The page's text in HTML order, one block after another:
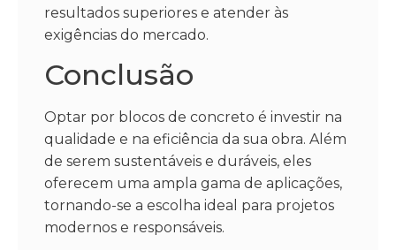
resultados superiores e atender às
exigências do mercado.
Conclusão
Optar por blocos de concreto é investir na
qualidade e na eficiência da sua obra. Além
de serem sustentáveis e duráveis, eles
oferecem uma ampla gama de aplicações,
tornando-se a escolha ideal para projetos
modernos e responsáveis.